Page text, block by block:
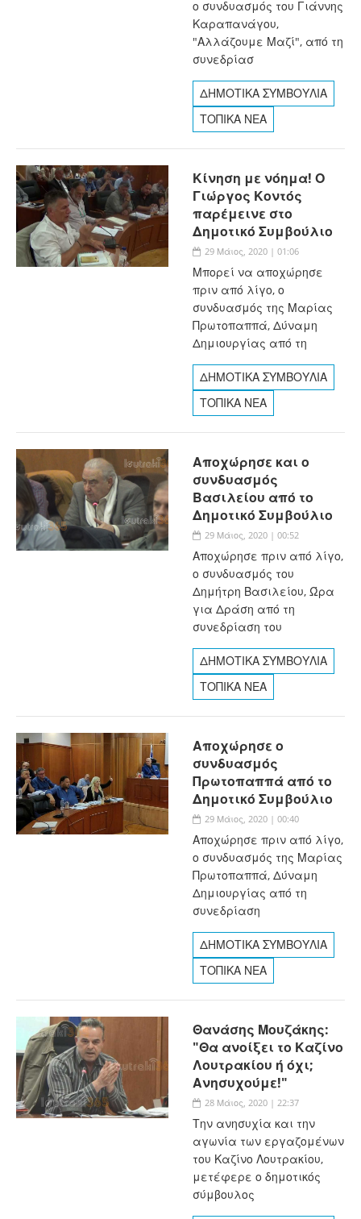
ο συνδυασμός του Γιάννης
Καραπανάγου,
"Αλλάζουμε Μαζί", από τη
συνεδρίασ
ΔΗΜΟΤΙΚΑ ΣΥΜΒΟΥΛΙΑ
ΤΟΠΙΚΑ ΝΕΑ
Κίνηση με νόημα! Ο
Γιώργος Κοντός
παρέμεινε στο
Δημοτικό Συμβούλιο
29 Μάιος, 2020 | 01:06
Μπορεί να αποχώρησε
πριν από λίγο, ο
συνδυασμός της Μαρίας
Πρωτοπαππά, Δύναμη
Δημιουργίας από τη
ΔΗΜΟΤΙΚΑ ΣΥΜΒΟΥΛΙΑ
ΤΟΠΙΚΑ ΝΕΑ
Αποχώρησε και ο
συνδυασμός
Βασιλείου από το
Δημοτικό Συμβούλιο
29 Μάιος, 2020 | 00:52
Αποχώρησε πριν από λίγο,
ο συνδυασμός του
Δημήτρη Βασιλείου, Ώρα
για Δράση από τη
συνεδρίαση του
ΔΗΜΟΤΙΚΑ ΣΥΜΒΟΥΛΙΑ
ΤΟΠΙΚΑ ΝΕΑ
Αποχώρησε ο
συνδυασμός
Πρωτοπαππά από το
Δημοτικό Συμβούλιο
29 Μάιος, 2020 | 00:40
Αποχώρησε πριν από λίγο,
ο συνδυασμός της Μαρίας
Πρωτοπαππά, Δύναμη
Δημιουργίας από τη
συνεδρίαση
ΔΗΜΟΤΙΚΑ ΣΥΜΒΟΥΛΙΑ
ΤΟΠΙΚΑ ΝΕΑ
Θανάσης Μουζάκης:
"Θα ανοίξει το Καζίνο
Λουτρακίου ή όχι;
Ανησυχούμε!"
28 Μάιος, 2020 | 22:37
Την ανησυχία και την
αγωνία των εργαζομένων
του Καζίνο Λουτρακίου,
μετέφερε ο δημοτικός
σύμβουλος